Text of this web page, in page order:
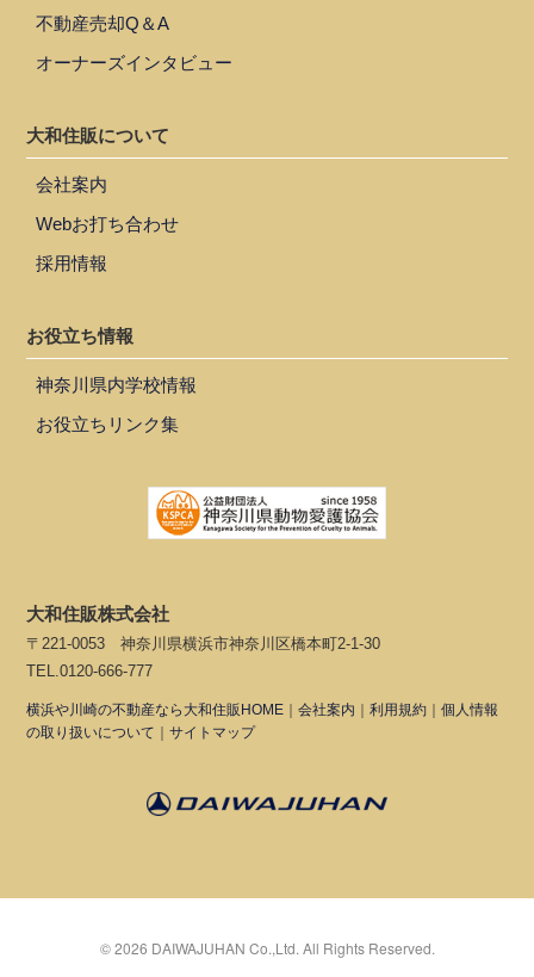
不動産売却Q＆A
オーナーズインタビュー
大和住販について
会社案内
Webお打ち合わせ
採用情報
お役立ち情報
神奈川県内学校情報
お役立ちリンク集
大和住販株式会社
〒221-0053 神奈川県横浜市神奈川区橋本町2-1-30
TEL.0120-666-777
横浜や川崎の不動産なら大和住販HOME ｜会社案内 ｜利用規約 ｜個人情報
の取り扱いについて ｜サイトマップ
©2026 DAIWAJUHAN Co.,Ltd. All Rights Reserved.